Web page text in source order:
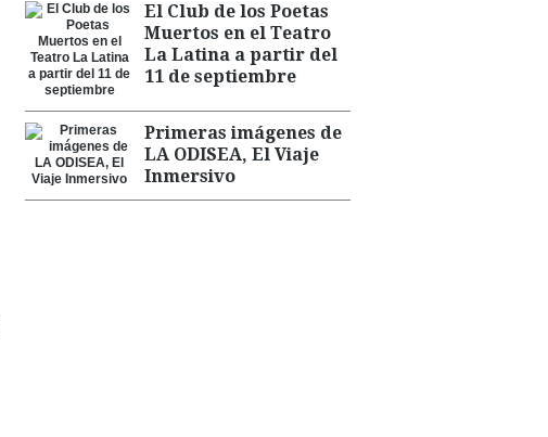
El Club de los Poetas
Muertos en el Teatro
La Latina a partir del
11 de septiembre
Primeras imágenes de
LA ODISEA, El Viaje
Inmersivo